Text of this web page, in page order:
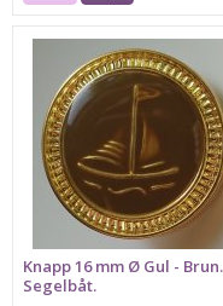
Knapp 16 mm Ø Gul - Brun.
Segelbåt.